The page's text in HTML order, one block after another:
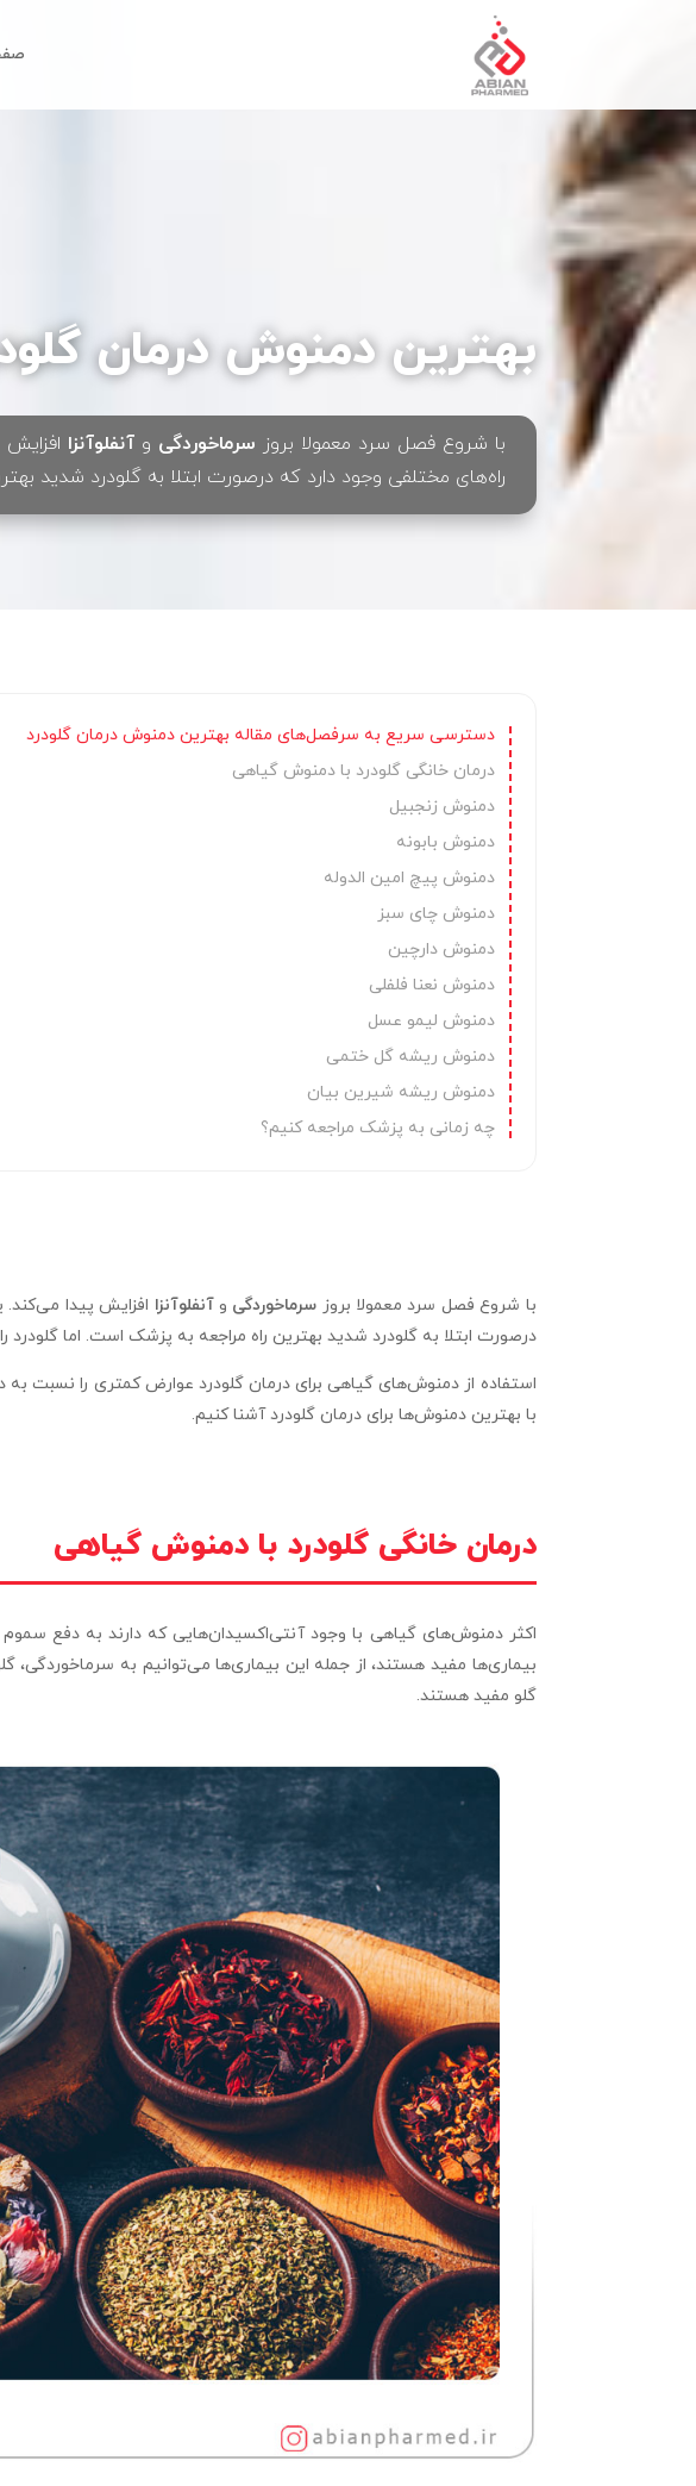
بهترین دمنوش درمان
با شروع فصل سرد معمولا بروز سرماخوردگی وآنفلوآنزا
راه‌های مختلفی وجود دارد که درصورت ابتلا به گلودرد شدید
دسترسی سریع به سرفصل‌های مقاله بهترین دمنوش درمان گلودرد
درمان خانگی گلودرد با دمنوش گیاهی
دمنوش زنجبیل
دمنوش بابونه
دمنوش پیچ امین الدوله
دمنوش چای سبز
دمنوش دارچین
دمنوش نعنا فلفلی
دمنوش لیمو عسل
دمنوش ریشه گل ختمی
دمنوش ریشه شیرین بیان
چه زمانی به پزشک مراجعه کنیم؟
با شروع فصل سرد معمولا بروز سرماخوردگی وآنفلوآنزا افزایش پیدا می‌کند.
درصورت ابتلا به گلودرد شدید بهترین راه مراجعه به پزشک است. اما
استفاده از دمنوش‌های گیاهی برای درمان گلودرد عوارض کمتری را نسبت به
با بهترین دمنوش‌ها برای درمان گلودرد آشنا کنیم.
درمان خانگی گلودرد با دمنوش گیاهی
اکثر دمنوش‌های گیاهی با وجود آنتی‌اکسیدان‌هایی که دارند به دفع
بیماری‌ها مفید هستند، از جمله این بیماری‌ها می‌توانیم به
گلو مفید هستند.